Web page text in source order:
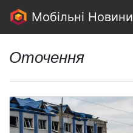
Мобільні Новини
Оточення